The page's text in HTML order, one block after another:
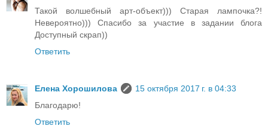
Такой волшебный арт-объект))) Старая лампочка?!
Невероятно))) Спасибо за участие в задании блога
Доступный скрап))
Ответить
Елена Хорошилова
15 октября 2017 г. в 04:33
Благодарю!
Ответить